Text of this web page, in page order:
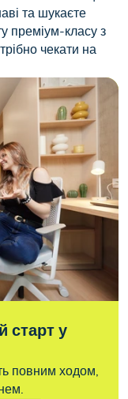
та шукаєте
преміум-класу з
чекати на
старт у
повним ходом,